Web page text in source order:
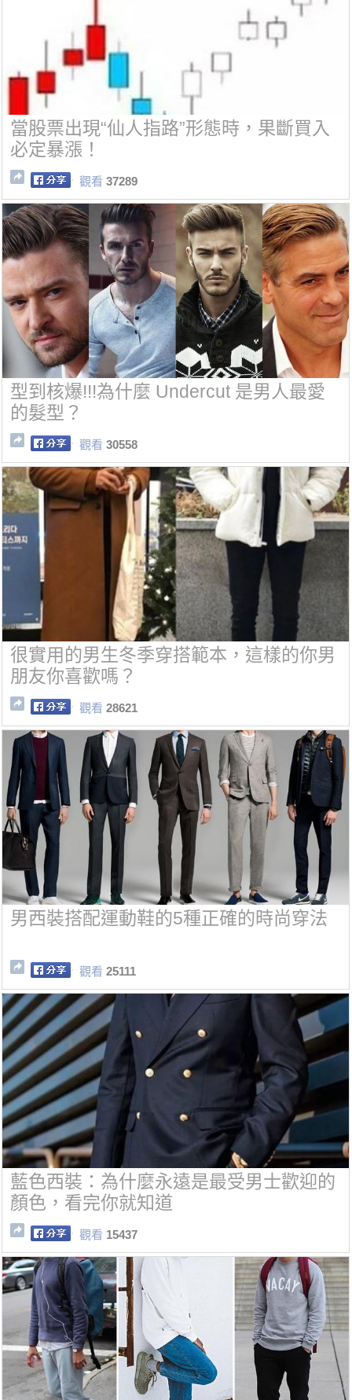
當股票出現“仙人指路”形態時，果斷買入
必定暴漲！
觀看 37289
型到核爆!!!為什麼 Undercut 是男人最愛
的髮型？
觀看 30558
很實用的男生冬季穿搭範本，這樣的你男
朋友你喜歡嗎？
觀看 28621
男西裝搭配運動鞋的5種正確的時尚穿法
觀看 25111
藍色西裝：為什麼永遠是最受男士歡迎的
顏色，看完你就知道
觀看 15437